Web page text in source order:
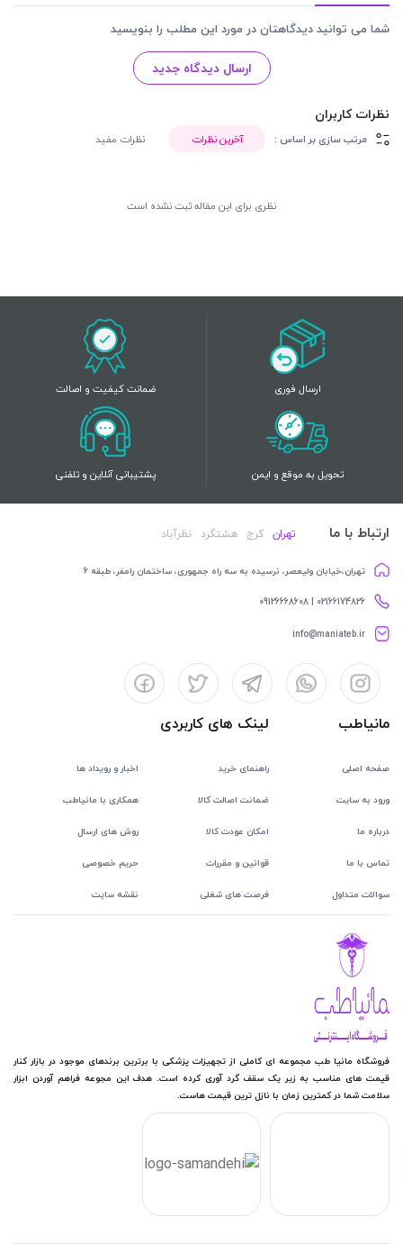
شما می توانید دیدگاهتان در مورد این مطلب را بنویسید
ارسال دیدگاه جدید
نظرات کاربران
مرتب سازی بر اساس : آخرین نظرات نظرات مفید
نظری برای این مقاله ثبت نشده است
ارسال فوری ضمانت کیفیت و اصالت
تحویل به موقع و ایمن پشتیبانی آنلاین و تلفنی
ارتباط با ما تهران کرج هشتگرد نظرآباد
تهران،خیابان ولیعصر، نرسیده به سه راه جمهوری، ساختمان رامفر، طبقه 6
02166174826 | 09126668608
info@maniateb.ir
مانیاطب
صفحه اصلی
ورود به سایت
درباره ما
تماس با ما
سوالات متداول
لینک های کاربردی
راهنمای خرید اخبار و رویداد ها
ضمانت اصالت کالا همکاری با مانیاطب
امکان عودت کالا روش های ارسال
قوانین و مقررات حریم خصوصی
فرصت های شغلی نقشه سایت
فروشگاه مانیا طب مجموعه ای کاملی از تجهیزات پزشکی با برترین برندهای موجود در بازار کنار
قیمت های مناسب به زیر یک سقف گرد آوری کرده است. هدف این مجوعه فراهم آوردن ابزار
سلامت شما در کمترین زمان با نازل ترین قیمت هاست.